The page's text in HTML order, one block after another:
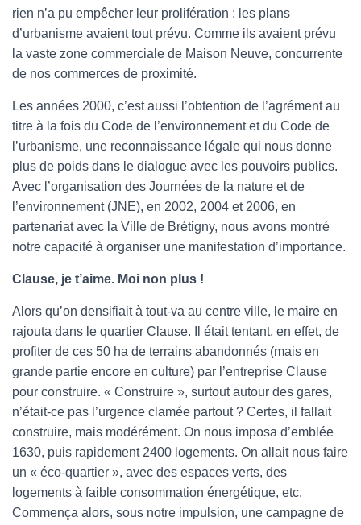
rien n’a pu empêcher leur prolifération : les plans
d’urbanisme avaient tout prévu. Comme ils avaient prévu
la vaste zone commerciale de Maison Neuve, concurrente
de nos commerces de proximité.
Les années 2000, c’est aussi l’obtention de l’agrément au
titre à la fois du Code de l’environnement et du Code de
l’urbanisme, une reconnaissance légale qui nous donne
plus de poids dans le dialogue avec les pouvoirs publics.
Avec l’organisation des Journées de la nature et de
l’environnement (JNE), en 2002, 2004 et 2006, en
partenariat avec la Ville de Brétigny, nous avons montré
notre capacité à organiser une manifestation d’importance.
Clause, je t’aime. Moi non plus !
Alors qu’on densifiait à tout-va au centre ville, le maire en
rajouta dans le quartier Clause. Il était tentant, en effet, de
profiter de ces 50 ha de terrains abandonnés (mais en
grande partie encore en culture) par l’entreprise Clause
pour construire. « Construire », surtout autour des gares,
n’était-ce pas l’urgence clamée partout ? Certes, il fallait
construire, mais modérément. On nous imposa d’emblée
1630, puis rapidement 2400 logements. On allait nous faire
un « éco-quartier », avec des espaces verts, des
logements à faible consommation énergétique, etc.
Commença alors, sous notre impulsion, une campagne de